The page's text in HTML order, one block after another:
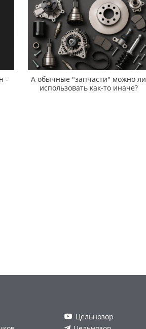
-
А обычные "запчасти" можно ли
использовать как-то иначе?
Цельнозор